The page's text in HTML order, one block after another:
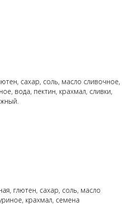
сахар, соль, масло сливочное,
вода, пектин, крахмал, сливки,
глютен, сахар, соль, масло
крахмал, семена